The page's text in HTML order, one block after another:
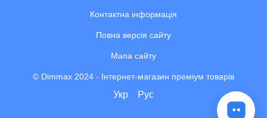
Контактна інформація
Повна версія сайту
Мапа сайту
© Dimmax 2024 - Інтернет-магазин преміум товарів
Укр Рус